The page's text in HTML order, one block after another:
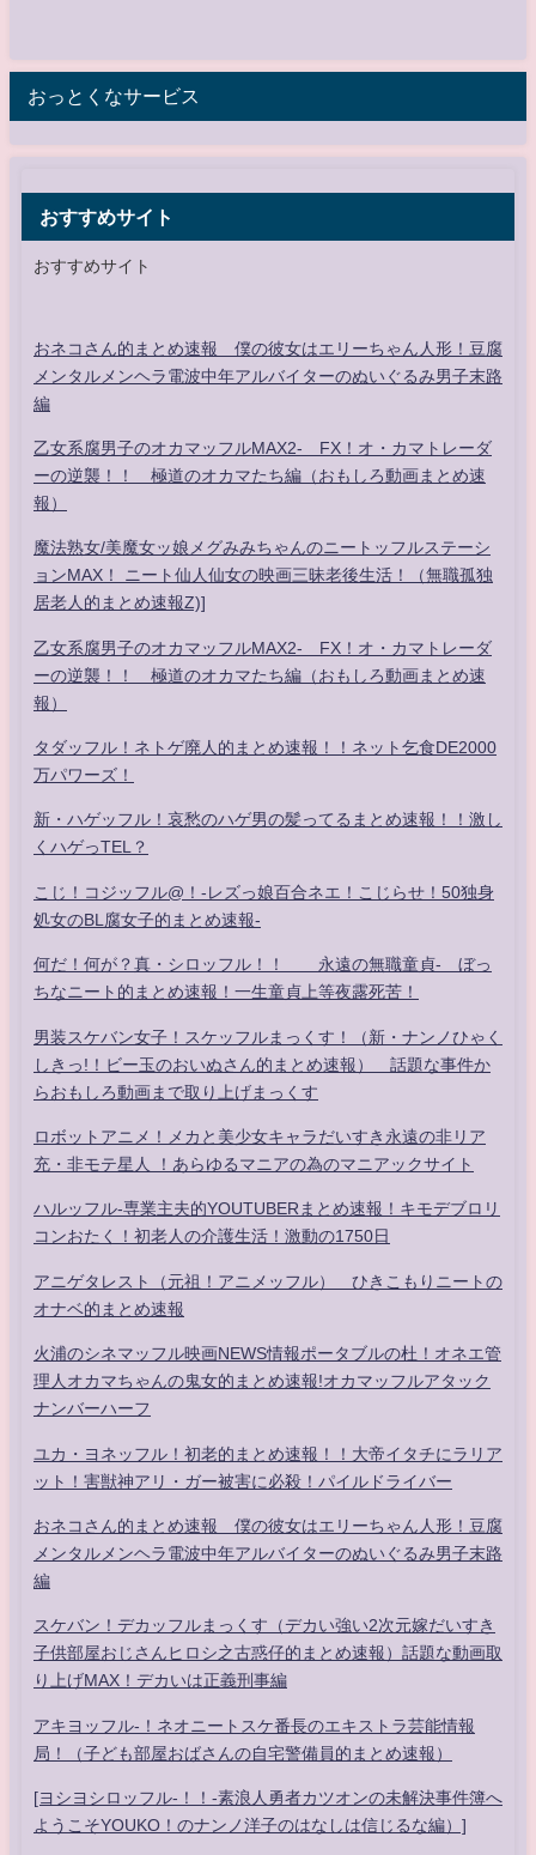
おっとくなサービス
おすすめサイト
おすすめサイト
おネコさん的まとめ速報 僕の彼女はエリーちゃん人形！豆腐
メンタルメンヘラ電波中年アルバイターのぬいぐるみ男子末路
編
乙女系腐男子のオカマッフルMAX2- FX！オ・カマトレーダ
ーの逆襲！！ 極道のオカマたち編（おもしろ動画まとめ速
報）
魔法熟女/美魔女ッ娘メグみみちゃんのニートッフルステーシ
ョンMAX！ ニート仙人仙女の映画三昧老後生活！（無職孤独
居老人的まとめ速報Z)]
乙女系腐男子のオカマッフルMAX2- FX！オ・カマトレーダ
ーの逆襲！！ 極道のオカマたち編（おもしろ動画まとめ速
報）
タダッフル！ネトゲ廃人的まとめ速報！！ネット乞食DE2000
万パワーズ！
新・ハゲッフル！哀愁のハゲ男の髪ってるまとめ速報！！激し
くハゲっTEL？
こじ！コジッフル@！-レズっ娘百合ネエ！こじらせ！50独身
処女のBL腐女子的まとめ速報-
何だ！何が？真・シロッフル！！ 永遠の無職童貞- ぼっ
ちなニート的まとめ速報！一生童貞上等夜露死苦！
男装スケバン女子！スケッフルまっくす！（新・ナンノひゃく
しきっ!！ビー玉のおいぬさん的まとめ速報） 話題な事件か
らおもしろ動画まで取り上げまっくす
ロボットアニメ！メカと美少女キャラだいすき永遠の非リア
充・非モテ星人 ！あらゆるマニアの為のマニアックサイト
ハルッフル-専業主夫的YOUTUBERまとめ速報！キモデブロリ
コンおたく！初老人の介護生活！激動の1750日
アニゲタレスト（元祖！アニメッフル） ひきこもりニートの
オナベ的まとめ速報
火浦のシネマッフル映画NEWS情報ポータブルの杜！オネエ管
理人オカマちゃんの鬼女的まとめ速報!オカマッフルアタック
ナンバーハーフ
ユカ・ヨネッフル！初老的まとめ速報！！大帝イタチにラリア
ット！害獣神アリ・ガー被害に必殺！パイルドライバー
おネコさん的まとめ速報 僕の彼女はエリーちゃん人形！豆腐
メンタルメンヘラ電波中年アルバイターのぬいぐるみ男子末路
編
スケバン！デカッフルまっくす（デカい強い2次元嫁だいすき
子供部屋おじさんヒロシ之古惑仔的まとめ速報）話題な動画取
り上げMAX！デカいは正義刑事編
アキヨッフル-！ネオニートスケ番長のエキストラ芸能情報
局！（子ども部屋おばさんの自宅警備員的まとめ速報）
[ヨシヨシロッフル-！！-素浪人勇者カツオンの未解決事件簿へ
ようこそYOUKO！のナンノ洋子のはなしは信じるな編）]